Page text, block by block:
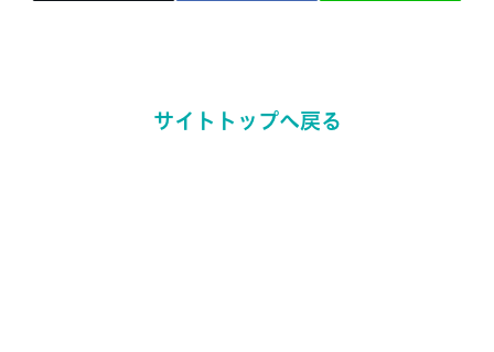
サイトトップへ戻る